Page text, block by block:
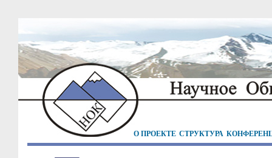
О ПРОЕКТЕ СТРУКТУРА